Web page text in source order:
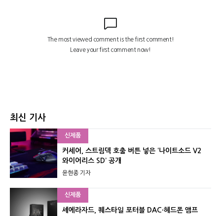
최신 기사
신제품
커세어, 스트림덱 호출 버튼 넣은 ‘나이트소드 V2
와이어리스 SD’ 공개
윤현종 기자
신제품
셰에라자드, 퀘스타일 포터블 DAC·헤드폰 앰프